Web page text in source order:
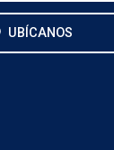
UBÍCANOS